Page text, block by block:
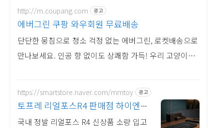
http://m.coupang.com 광고
에버그린 쿠팡 와우회원 무료배송
단단한 뭉침으로 청소 걱정 없는 에버그린, 로켓배송으로
만나보세요. 인공 향 없이도 상쾌함 가득! 우리 고양이를
https://smartstore.naver.com/mmtoy 광고
토프레 리얼포스R4 판매점 하이엔드
키보드 편집샵
국내 정발 리얼포스 R4 신상품 소량 입고